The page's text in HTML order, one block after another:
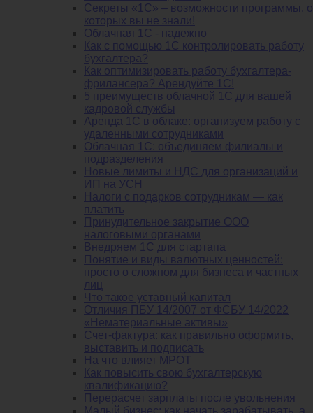
Секреты «1С» – возможности программы, о
которых вы не знали!
Облачная 1С - надежно
Как с помощью 1С контролировать работу
бухгалтера?
Как оптимизировать работу бухгалтера-
фрилансера? Арендуйте 1С!
5 преимуществ облачной 1С для вашей
кадровой службы
Аренда 1С в облаке: организуем работу с
удаленными сотрудниками
Облачная 1С: объединяем филиалы и
подразделения
Новые лимиты и НДС для организаций и
ИП на УСН
Налоги с подарков сотрудникам — как
платить
Принудительное закрытие ООО
налоговыми органами
Внедряем 1С для стартапа
Понятие и виды валютных ценностей:
просто о сложном для бизнеса и частных
лиц
Что такое уставный капитал
Отличия ПБУ 14/2007 от ФСБУ 14/2022
«Нематериальные активы»
Счет-фактура: как правильно оформить,
выставить и подписать
На что влияет МРОТ
Как повысить свою бухгалтерскую
квалификацию?
Перерасчет зарплаты после увольнения
Малый бизнес: как начать зарабатывать, а